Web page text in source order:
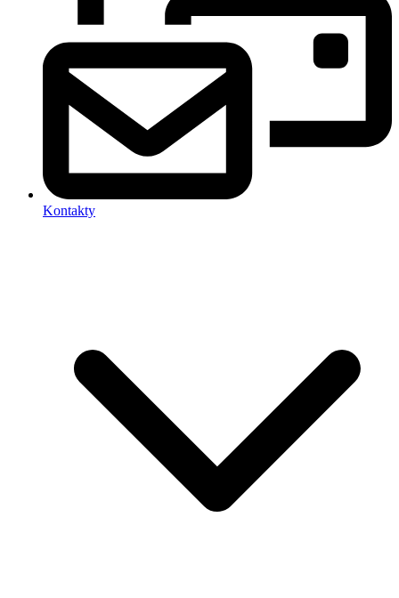
Kontakty